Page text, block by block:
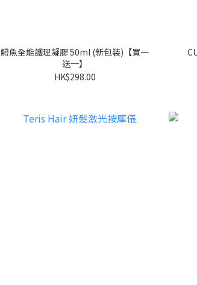
鱘魚全能護理凝膠 50ml (新包裝)【買一
送一】
HK$298.00